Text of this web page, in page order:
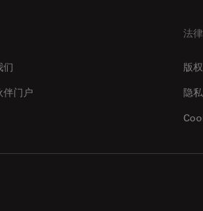
们
伴门户
法律
版权
隐